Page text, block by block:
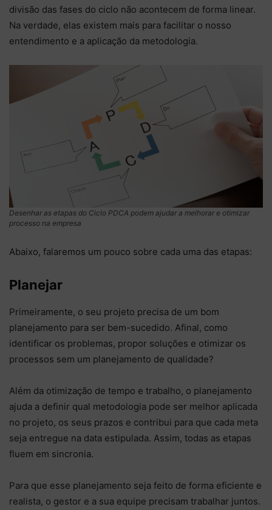
divisão das fases do ciclo não acontecem de forma linear.
Na verdade, elas existem mais para facilitar o nosso
entendimento e a aplicação da metodologia.
Desenhar as etapas do Ciclo PDCA podem ajudar a melhorar e otimizar
processo na empresa
Abaixo, falaremos um pouco sobre cada uma das etapas:
Planejar
Primeiramente, o seu projeto precisa de um bom
planejamento para ser bem-sucedido. Afinal, como
identificar os problemas, propor soluções e otimizar os
processos sem um planejamento de qualidade?
Além da otimização de tempo e trabalho, o planejamento
ajuda a definir qual metodologia pode ser melhor aplicada
no projeto, os seus prazos e contribui para que cada meta
seja entregue na data estipulada. Assim, todas as etapas
fluem em sincronia.
Para que esse planejamento seja feito de forma eficiente e
realista, o gestor e a sua equipe precisam trabalhar juntos.